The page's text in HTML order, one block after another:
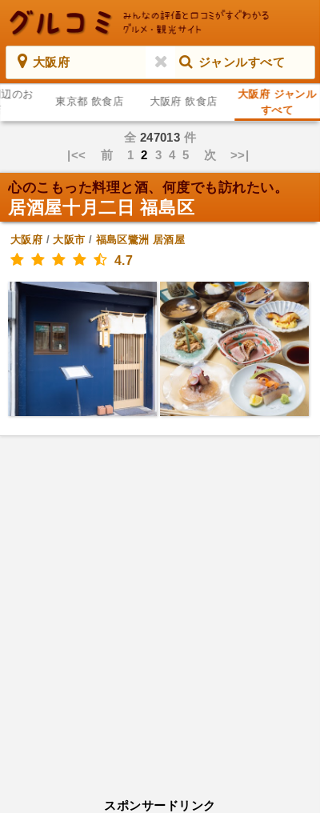
大阪府 ジャンルすべて
のお
東京都 飲食店 大阪府 飲食店
大阪府 ジャンル
すべて
全 247013 件
|<<
前 1 2 3 4 5 次 >>|
心のこもった料理と酒、何度でも訪れたい。
居酒屋十月二日 福島区
大阪府 /大阪市 / 福島区鷺洲 居酒屋
4.7
スポンサードリンク